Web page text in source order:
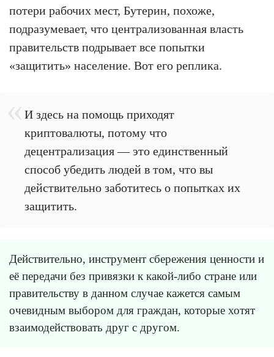
потери рабочих мест, Бутерин, похоже,
подразумевает, что централизованная власть
правительств подрывает все попытки
«защитить» население. Вот его реплика.
И здесь на помощь приходят
криптовалюты, потому что
децентрализация — это единственный
способ убедить людей в том, что вы
действительно заботитесь о попытках их
защитить.
Действительно, инструмент сбережения ценности и
её передачи без привязки к какой-либо стране или
правительству в данном случае кажется самым
очевидным выбором для граждан, которые хотят
взаимодействовать друг с другом.